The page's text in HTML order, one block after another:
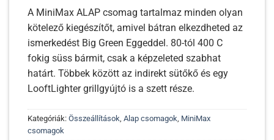
A MiniMax ALAP csomag tartalmaz minden olyan
kötelező kiegészítőt, amivel bátran elkezdheted az
ismerkedést Big Green Eggeddel. 80-tól 400 C
fokig süss bármit, csak a képzeleted szabhat
határt. Többek között az indirekt sütőkő és egy
LooftLighter grillgyújtó is a szett része.
Kategóriák: Összeállítások Alap csomagok MiniMax
csomagok